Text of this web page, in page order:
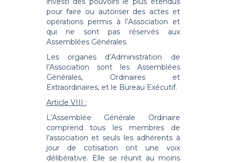
pour faire ou autoriser des actes et
opérations permis à l’Association et
qui ne sont pas réservés aux
Assemblées Générales.
Les organes d’Administration de
l’Association sont les Assemblées
Générales, Ordinaires et
Extraordinaires, et le Bureau Exécutif.
Article VIII :
L’Assemblée Générale Ordinaire
comprend tous les membres de
l’association et seuls les adhérents à
jour de cotisation ont une voix
délibérative. Elle se réunit au moins